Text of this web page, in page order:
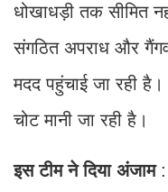
धोखाधड़ी तक सीमित
संगठित अपराध और
मदद पहुंचाई जा रही है।
चोट मानी जा रही है।
इस टीम ने दिया अंजाम: